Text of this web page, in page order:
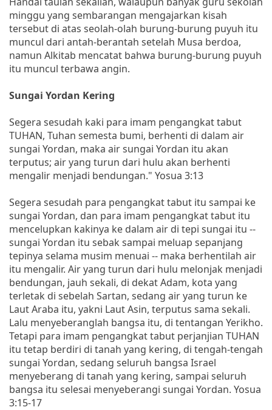
minggu yang sembarangan mengajarkan kisah
tersebut di atas seolah-olah burung-burung puyuh itu
muncul dari antah-berantah setelah Musa berdoa,
namun Alkitab mencatat bahwa burung-burung puyuh
itu muncul terbawa angin.
Sungai Yordan Kering
Segera sesudah kaki para imam pengangkat tabut
TUHAN, Tuhan semesta bumi, berhenti di dalam air
sungai Yordan, maka air sungai Yordan itu akan
terputus; air yang turun dari hulu akan berhenti
mengalir menjadi bendungan." Yosua 3:13
Segera sesudah para pengangkat tabut itu sampai ke
sungai Yordan, dan para imam pengangkat tabut itu
mencelupkan kakinya ke dalam air di tepi sungai itu --
sungai Yordan itu sebak sampai meluap sepanjang
tepinya selama musim menuai -- maka berhentilah air
itu mengalir. Air yang turun dari hulu melonjak menjadi
bendungan, jauh sekali, di dekat Adam, kota yang
terletak di sebelah Sartan, sedang air yang turun ke
Laut Araba itu, yakni Laut Asin, terputus sama sekali.
Lalu menyeberanglah bangsa itu, di tentangan Yerikho.
Tetapi para imam pengangkat tabut perjanjian TUHAN
itu tetap berdiri di tanah yang kering, di tengah-tengah
sungai Yordan, sedang seluruh bangsa Israel
menyeberang di tanah yang kering, sampai seluruh
bangsa itu selesai menyeberangi sungai Yordan. Yosua
3:15-17